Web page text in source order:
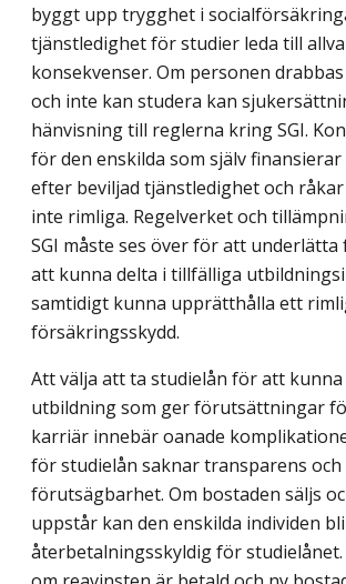
byggt upp trygghet i
tjänstledighet för studier leda till
konsekvenser. Om personen
och inte kan studera kan
hänvisning till reglerna kring SGI.
för den enskilda som själv
efter beviljad tjänstledighet och
inte rimliga. Regelverket och
SGI måste ses över för att
att kunna delta i tillfälliga
samtidigt kunna upprätthålla ett
försäkringsskydd.
Att välja att ta studielån för att kunna
utbildning som ger förutsättningar
karriär innebär oanade
för studielån saknar transparens och
förutsägbarhet. Om bostaden säljs
uppstår kan den enskilda individen bli
återbetalningsskyldig för